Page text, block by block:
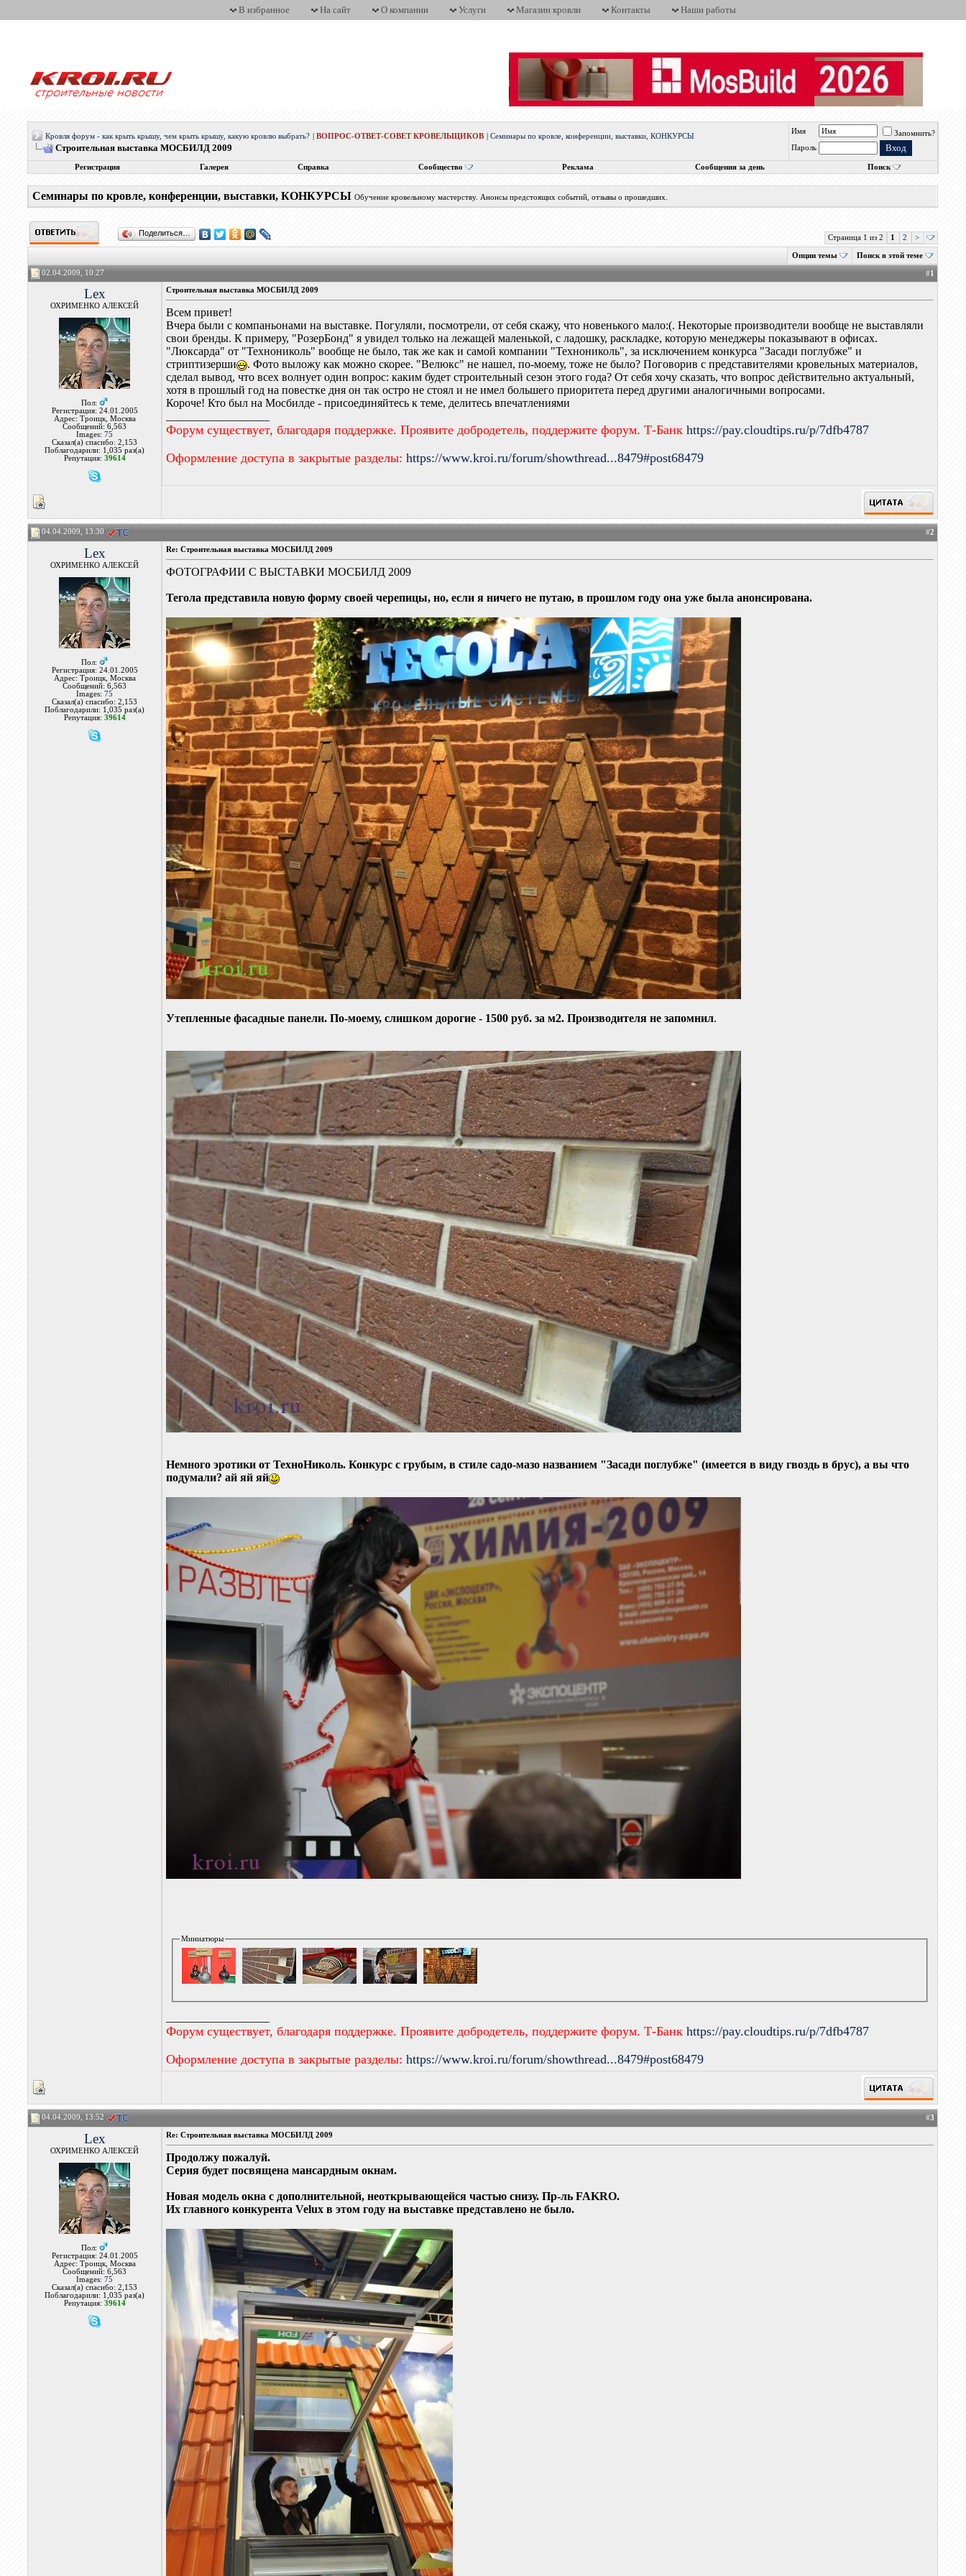
В избранное На сайт О компании Услуги Магазин кровли Контакты Наши работы
Кровля форум - как крыть крышу, чем крыть крышу, какую кровлю выбрать? |ВОПРОС-ОТВЕТ-СОВЕТ КРОВЕЛЬЩИКОВ |Семинары по кровле, конференции, выставки, КОНКУРСЫ
Строительная выставка МОСБИЛД 2009
Имя
Запомнить?
Пароль
Регистрация Галерея Справка Сообщество Реклама Сообщения за день Поиск
Семинары по кровле, конференции, выставки, КОНКУРСЫ Обучение кровельному мастерству. Анонсы предстоящих событий, отзывы о прошедших.
Поделиться…
Страница 1 из 2 1 2 >
Опции темы Поиск в этой теме
02.04.2009, 10:27 #1
Lex
ОХРИМЕНКО АЛЕКСЕЙ
Пол:
Регистрация: 24.01.2005
Адрес: Троицк, Москва
Сообщений: 6,563
Images:75
Сказал(а) спасибо: 2,153
Поблагодарили: 1,035 раз(а)
Репутация: 39614
Строительная выставка МОСБИЛД 2009
Всем привет!
Вчера были с компаньонами на выставке. Погуляли, посмотрели, от себя скажу, что новенького мало:(. Некоторые производители вообще не выставляли
свои бренды. К примеру, "РозерБонд" я увидел только на лежащей маленькой, с ладошку, раскладке, которую менеджеры показывают в офисах.
"Люксарда" от "Технониколь" вообще не было, так же как и самой компании "Технониколь", за исключением конкурса "Засади поглубже" и
стриптизерши
. Фото выложу как можно скорее. "Велюкс" не нашел, по-моему, тоже не было? Поговорив с представителями кровельных материалов,
сделал вывод, что всех волнует один вопрос: каким будет строительный сезон этого года? От себя хочу сказать, что вопрос действительно актуальный,
хотя в прошлый год на повестке дня он так остро не стоял и не имел большего приоритета перед другими аналогичными вопросами.
Короче! Кто был на Мосбилде - присоединяйтесь к теме, делитесь впечатлениями
Форум существует, благодаря поддержке. Проявите добродетель, поддержите форум. Т-Банкhttps://pay.cloudtips.ru/p/7dfb4787
Оформление доступа в закрытые разделы:https://www.kroi.ru/forum/showthread...8479#post68479
04.04.2009, 13:30 #2
Lex
ОХРИМЕНКО АЛЕКСЕЙ
Пол:
Регистрация: 24.01.2005
Адрес: Троицк, Москва
Сообщений: 6,563
Images:75
Сказал(а) спасибо: 2,153
Поблагодарили: 1,035 раз(а)
Репутация: 39614
Re: Строительная выставка МОСБИЛД 2009
ФОТОГРАФИИ С ВЫСТАВКИ МОСБИЛД 2009
Тегола представила новую форму своей черепицы, но, если я ничего не путаю, в прошлом году она уже была анонсирована.
Утепленные фасадные панели. По-моему, слишком дорогие - 1500 руб. за м2. Производителя не запомнил.
Немного эротики от ТехноНиколь. Конкурс с грубым, в стиле садо-мазо названием "Засади поглубже" (имеется в виду гвоздь в брус), а вы что
подумали? ай яй яй
Миниатюры
Форум существует, благодаря поддержке. Проявите добродетель, поддержите форум. Т-Банкhttps://pay.cloudtips.ru/p/7dfb4787
Оформление доступа в закрытые разделы:https://www.kroi.ru/forum/showthread...8479#post68479
04.04.2009, 13:52 #3
Lex
ОХРИМЕНКО АЛЕКСЕЙ
Пол:
Регистрация: 24.01.2005
Адрес: Троицк, Москва
Сообщений: 6,563
Images:75
Сказал(а) спасибо: 2,153
Поблагодарили: 1,035 раз(а)
Репутация: 39614
Re: Строительная выставка МОСБИЛД 2009
Продолжу пожалуй.
Серия будет посвящена мансардным окнам.
Новая модель окна с дополнительной, неоткрывающейся частью снизу. Пр-ль FAKRO.
Их главного конкурента Veluxв этом году на выставке представленоне было.